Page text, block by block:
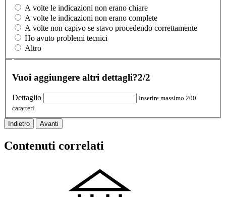
A volte le indicazioni non erano chiare
A volte le indicazioni non erano complete
A volte non capivo se stavo procedendo correttamente
Ho avuto problemi tecnici
Altro
Vuoi aggiungere altri dettagli?2/2
Dettaglio
Inserire massimo 200
caratteri
Indietro Avanti
Contenuti correlati